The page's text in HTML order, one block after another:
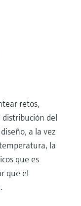
retos,
del
a la vez
la
que es
que el